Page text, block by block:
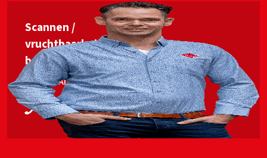
Scannen /
vruchtbaarheids­
begeleiding
Jan van Ankum
06 53563448